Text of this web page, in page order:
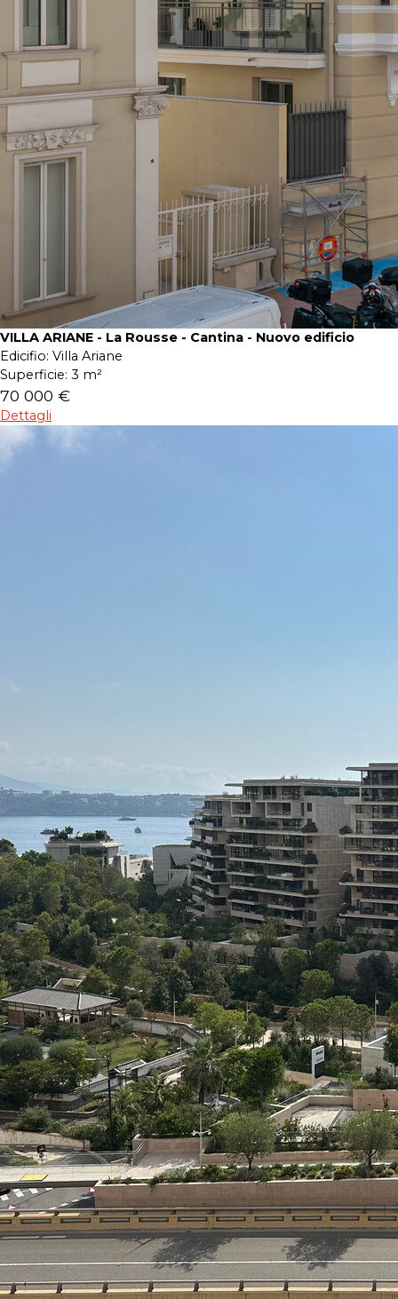
VILLA ARIANE - La Rousse - Cantina - Nuovo edificio
Edicifio: Villa Ariane
Superficie: 3 m²
70 000 €
Dettagli